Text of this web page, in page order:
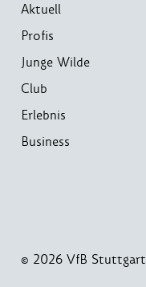
Aktuell
Profis
Junge Wilde
Club
Erlebnis
Business
© 2026 VfB Stuttgart